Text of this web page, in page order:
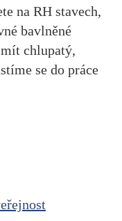
na RH stavech,
bavlněné
chlupatý,
se do práce